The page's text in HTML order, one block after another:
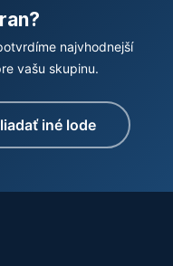
najvhodnejší
vašu skupinu.
iné lode